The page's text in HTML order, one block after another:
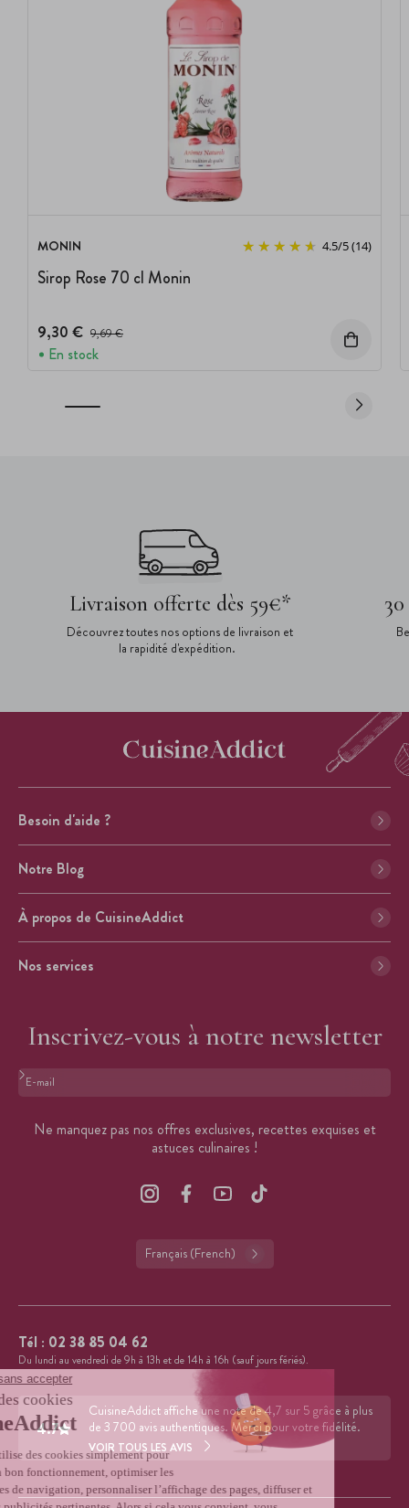
MONIN 4.5/5(14)
Sirop Rose 70 cl Monin
9,30 € Prix avant réduction :
9,69 €
En stock
Livraison offerte dès 59€*
Découvrez toutes nos options de livraison et
la rapidité d'expédition.
Besoin d'aide ?
Notre Blog
À propos de CuisineAddict
Nos services
Inscrivez-vous à notre newsletter
Format : adresse@email.com
Ne manquez pas nos offres exclusives, recettes exquises et
astuces culinaires !
Français (French)
Tél : 02 38 85 04 62
Du lundi au vendredi de 9h à 13h et de 14h à 16h (sauf jours fériés).
4.7
CuisineAddict affiche une note de 4,7 sur 5 grâce à plus
de 3 700 avis authentiques. Merci pour votre fidélité.
VOIR TOUS LES AVIS